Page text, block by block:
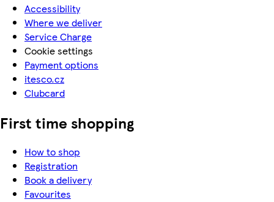
Accessibility
Where we deliver
Service Charge
Cookie settings
Payment options
itesco.cz
Clubcard
First time shopping
How to shop
Registration
Book a delivery
Favourites